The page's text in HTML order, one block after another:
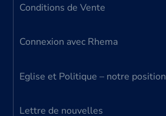
Conditions de Vente
Connexion avec Rhema
Eglise et Politique – notre position
Lettre de nouvelles